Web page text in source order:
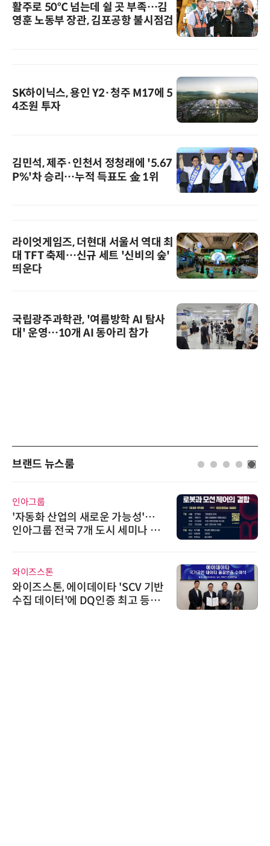
활주로 50℃ 넘는데 쉴 곳 부족…김
영훈 노동부 장관, 김포공항 불시점검
SK하이닉스, 용인 Y2·청주 M17에 5
4조원 투자
김민석, 제주·인천서 정청래에 '5.67
P%'차 승리…누적 득표도 金 1위
라이엇게임즈, 더현대 서울서 역대 최
대 TFT 축제…신규 세트 '신비의 숲'
띄운다
국립광주과학관, '여름방학 AI 탐사
대' 운영…10개 AI 동아리 참가
브랜드 뉴스룸
인아그룹
'자동화 산업의 새로운 가능성'…
인아그룹 전국 7개 도시 세미나 페
와이즈스톤
와이즈스톤, 에이데이타 'SCV 기반
수집 데이터'에 DQ인증 최고 등급